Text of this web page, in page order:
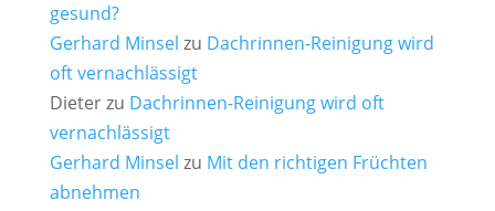
gesund?
Gerhard Minsel zu Dachrinnen-Reinigung wird
oft vernachlässigt
Dieterzu Dachrinnen-Reinigung wird oft
vernachlässigt
Gerhard Minsel zu Mit den richtigen Früchten
abnehmen